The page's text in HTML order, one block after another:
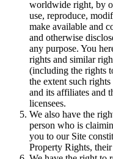
worldwide right, by
use, reproduce,
make available and
and otherwise
any purpose. You
rights and similar
(including the rights
the extent such
and its affiliates and
licensees.
We also have the
person who is
you to our Site
Property Rights,